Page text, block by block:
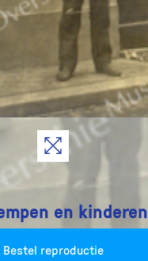
en kinderen
Bestel reproductie